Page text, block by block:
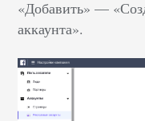
«Добавить» ––
аккаунта».